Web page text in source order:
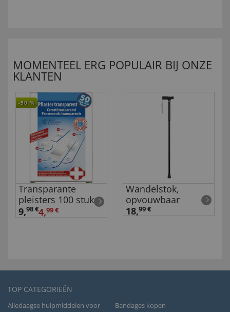
MOMENTEEL ERG POPULAIR BIJ ONZE
KLANTEN
-50 %
Transparante
pleisters 100 stuks
9,98 €4,99 €
Wandelstok,
opvouwbaar
18,99 €
TOP CATEGORIEËN
Alledaagse hulpmiddelen voor
Bandages kopen